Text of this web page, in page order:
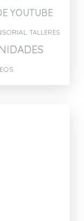
YOUTUBE
TALLERES